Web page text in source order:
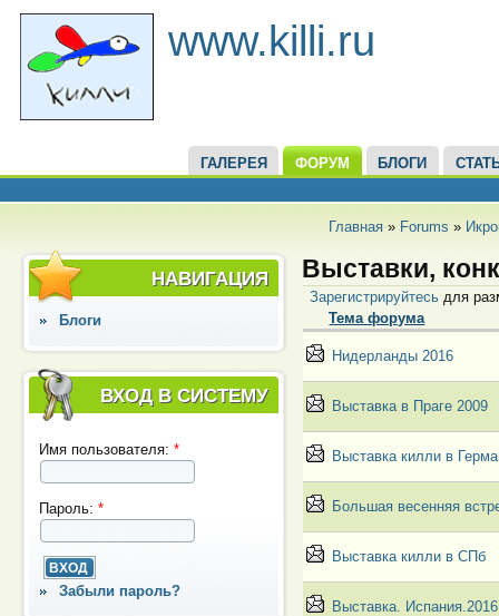
www.killi.ru
ГАЛЕРЕЯ ФОРУМ БЛОГИ
Главная» Forums »
НАВИГАЦИЯ
Блоги
ВХОД В СИСТЕМУ
Имя пользователя:*
Пароль:*
Забыли пароль?
Выставки,
Зарегистрируйтесьдля
Тема форума
Нидерланды 2016
Выставка в Праге 2009
Выставка килли в
Большая весенняя
Выставка килли в СПб
Выставка. Испания.2016